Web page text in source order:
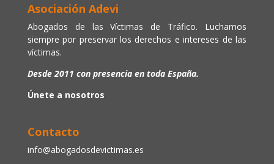
Asociación Adevi
Abogados de las Víctimas de Tráfico. Luchamos
siempre por preservar los derechos e intereses de las
víctimas.
Desde 2011 con presencia en toda España.
Únete a nosotros
Contacto
info@abogadosdevictimas.es